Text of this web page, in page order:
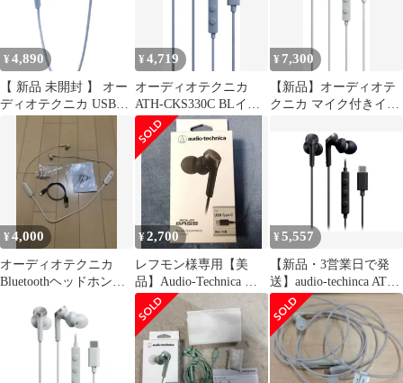
¥ 4,890
【 新品 未開封 】 オー
ディオテクニカ USBタ
イプCイヤホン ブルー
BL 未使用 送料無料
¥4,719
オーディオテクニカ
ATH-CKS330C BLイヤ
ホン 有線 1.2m マイク
付き USB Type-C 重低
音 カナル型 PC
Windows Mac Android ブ
ルー
¥ 7,300
【新品】オーディオテ
クニカ マイク付きイヤ
音 有線 1.2m /カナル型
ホワイト ATH-CKS330C
¥4,000
オーディオテクニカ
Bluetoothヘッドホン
¥2,700
レフモン様専用【美
品】Audio-Technica ノ
イズキャンセリングイ
ヤホン
¥5,557
【新品・3営業日で発
送】audio-techinca ATH-
CKS330C BK USB Type-
C用イヤホン(ATH-
CKS330CBK)